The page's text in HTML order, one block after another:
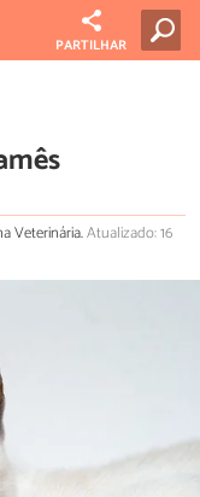
PARTILHAR
Veterinária.Atualizado: 16